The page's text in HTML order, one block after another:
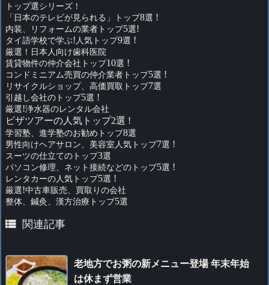
トップ選シリーズ！
「日本のテレビが見られる」トップ8選 !
内装、リフォームの業者トップ5選!
タイ語学校で学ぶ! 人気トップ9選 !
厳選！日本人向け歯科医院
賃貸物件の仲介会社トップ10選 !
コンドミニアム売買の仲介業者トップ5選 !
リサイクルショップ、高価買取トップ7選
引越し会社のトップ5選 !
厳選!浄水器のレンタル会社
ビザツアーの人気トップ2選 !
学習塾、進学塾のお勧めトップ8選
男性向けヘアサロン、美容室人気トップ7選 !
スーツの仕立てのトップ3選
パソコン修理、ネット接続などのトップ5選 !
レンタカーの人気トップ5選 !
厳選!中古車販売、買取りの会社
整体、鍼灸、漢方治療トップ5選
 関連記事
老地方でお粥の新メニュー登場 年末年始
は休まず営業